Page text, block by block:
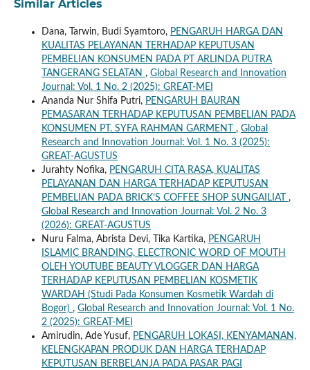
Similar Articles
Dana, Tarwin, Budi Syamtoro, PENGARUH HARGA DAN
KUALITAS PELAYANAN TERHADAP KEPUTUSAN
PEMBELIAN KONSUMEN PADA PT ARLINDA PUTRA
TANGERANG SELATAN , Global Research and Innovation
Journal: Vol. 1 No. 2 (2025): GREAT-MEI
Ananda Nur Shifa Putri, PENGARUH BAURAN
PEMASARAN TERHADAP KEPUTUSAN PEMBELIAN PADA
KONSUMEN PT. SYFA RAHMAN GARMENT , Global
Research and Innovation Journal: Vol. 1 No. 3 (2025):
GREAT-AGUSTUS
Jurahty Nofika, PENGARUH CITA RASA, KUALITAS
PELAYANAN DAN HARGA TERHADAP KEPUTUSAN
PEMBELIAN PADA BRICK’S COFFEE SHOP SUNGAILIAT ,
Global Research and Innovation Journal: Vol. 2 No. 3
(2026): GREAT-AGUSTUS
Nuru Falma, Abrista Devi, Tika Kartika, PENGARUH
ISLAMIC BRANDING, ELECTRONIC WORD OF MOUTH
OLEH YOUTUBE BEAUTY VLOGGER DAN HARGA
TERHADAP KEPUTUSAN PEMBELIAN KOSMETIK
WARDAH (Studi Pada Konsumen Kosmetik Wardah di
Bogor) , Global Research and Innovation Journal: Vol. 1 No.
2 (2025): GREAT-MEI
Amirudin, Ade Yusuf, PENGARUH LOKASI, KENYAMANAN,
KELENGKAPAN PRODUK DAN HARGA TERHADAP
KEPUTUSAN BERBELANJA PADA PASAR PAGI